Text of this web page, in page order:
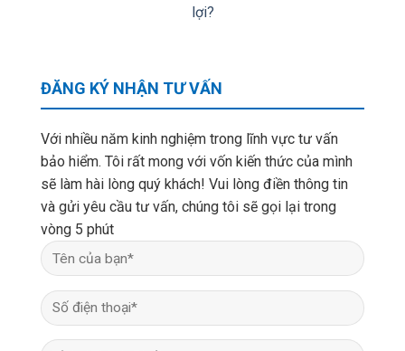
lợi?
ĐĂNG KÝ NHẬN TƯ VẤN
Với nhiều năm kinh nghiệm trong lĩnh vực tư vấn
bảo hiểm. Tôi rất mong với vốn kiến thức của mình
sẽ làm hài lòng quý khách! Vui lòng điền thông tin
và gửi yêu cầu tư vấn, chúng tôi sẽ gọi lại trong
vòng 5 phút